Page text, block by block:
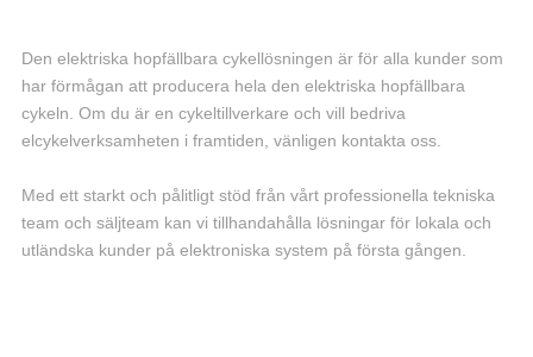
Den elektriska hopfällbara cykellösningen är för alla kunder som
har förmågan att producera hela den elektriska hopfällbara
cykeln. Om du är en cykeltillverkare och vill bedriva
elcykelverksamheten i framtiden, vänligen kontakta oss.
Med ett starkt och pålitligt stöd från vårt professionella tekniska
team och säljteam kan vi tillhandahålla lösningar för lokala och
utländska kunder på elektroniska system på första gången.